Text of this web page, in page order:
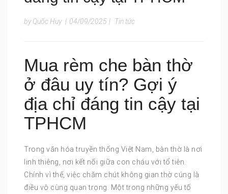
by Quốc Huy | 04/09/2025 | Tin tức
Mua rèm che bàn thờ
ở đâu uy tín? Gợi ý
địa chỉ đáng tin cậy tại
TPHCM
Trong văn hóa truyền thống Việt Nam, bàn thờ là nơi
linh thiêng, nơi kết nối giữa con cháu với tổ tiên.
Chính vì thế, việc chăm chút không gian thờ cúng là
điều vô cùng quan trọng. Một trong những yếu tố